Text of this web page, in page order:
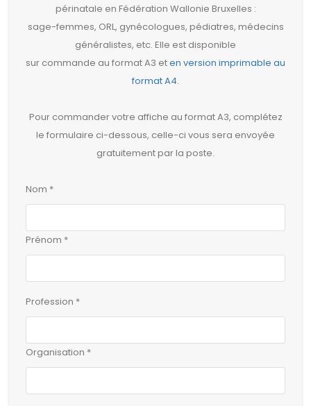
périnatale en Fédération Wallonie Bruxelles :
sage-femmes, ORL, gynécologues, pédiatres, médecins
généralistes, etc. Elle est disponible
sur commande au format A3 eten version imprimable au
format A4.
Pour commander votre affiche au format A3, complétez
le formulaire ci-dessous, celle-ci vous sera envoyée
gratuitement par la poste.
Nom *
Prénom *
Profession *
Organisation *